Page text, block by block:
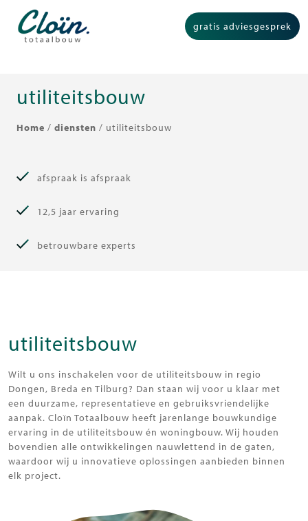
gratis adviesgesprek
utiliteitsbouw
Home / diensten / utiliteitsbouw
afspraak is afspraak
12,5 jaar ervaring
betrouwbare experts
utiliteitsbouw
Wilt u ons inschakelen voor de utiliteitsbouw in regio
Dongen, Breda en Tilburg? Dan staan wij voor u klaar met
een duurzame, representatieve en gebruiksvriendelijke
aanpak. Cloïn Totaalbouw heeft jarenlange bouwkundige
ervaring in de utiliteitsbouw én woningbouw. Wij houden
bovendien alle ontwikkelingen nauwlettend in de gaten,
waardoor wij u innovatieve oplossingen aanbieden binnen
elk project.